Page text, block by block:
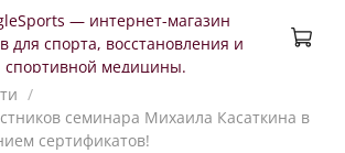
семинара Михаила Касаткина в
сертификатов!